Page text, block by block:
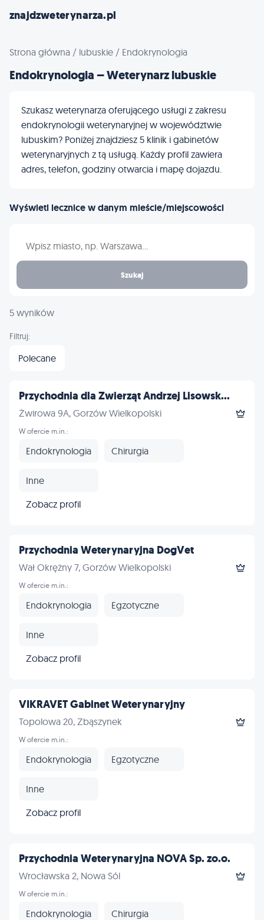
znajdzweterynarza.pl
Strona główna / lubuskie / Endokrynologia
Endokrynologia – Weterynarz lubuskie
Szukasz weterynarza oferującego usługi z zakresu
endokrynologii weterynaryjnej w województwie
lubuskim? Poniżej znajdziesz 5 klinik i gabinetów
weterynaryjnych z tą usługą. Każdy profil zawiera
adres, telefon, godziny otwarcia i mapę dojazdu.
Wyświetl lecznice w danym mieście/miejscowości
Szukaj
5 wyników
Filtruj:
Polecane
Przychodnia dla Zwierząt Andrzej Lisowsk...
Żwirowa 9A, Gorzów Wielkopolski
W ofercie m.in.:
Endokrynologia Chirurgia
Inne
Zobacz profil
Przychodnia Weterynaryjna DogVet
Wał Okrężny 7, Gorzów Wielkopolski
W ofercie m.in.:
Endokrynologia Egzotyczne
Inne
Zobacz profil
VIKRAVET Gabinet Weterynaryjny
Topolowa 20, Zbąszynek
W ofercie m.in.:
Endokrynologia Egzotyczne
Inne
Zobacz profil
Przychodnia Weterynaryjna NOVA Sp. zo.o.
Wrocławska 2, Nowa Sól
W ofercie m.in.:
Endokrynologia Chirurgia